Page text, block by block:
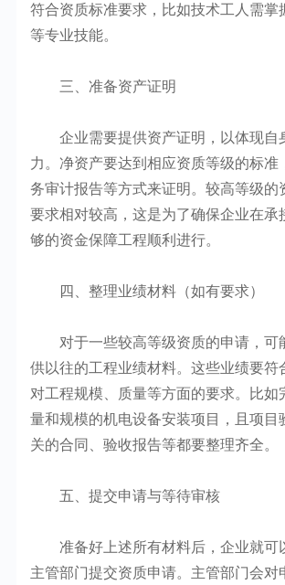
符合资质标准要求，比如技术工人需掌
等专业技能。
三、准备资产证明
企业需要提供资产证明，以体现自
力。净资产要达到相应资质等级的标准
务审计报告等方式来证明。较高等级的
要求相对较高，这是为了确保企业在承
够的资金保障工程顺利进行。
四、整理业绩材料（如有要求）
对于一些较高等级资质的申请，可
供以往的工程业绩材料。这些业绩要符
对工程规模、质量等方面的要求。比如
量和规模的机电设备安装项目，且项目
关的合同、验收报告等都要整理齐全。
五、提交申请与等待审核
准备好上述所有材料后，企业就可
主管部门提交资质申请。主管部门会对